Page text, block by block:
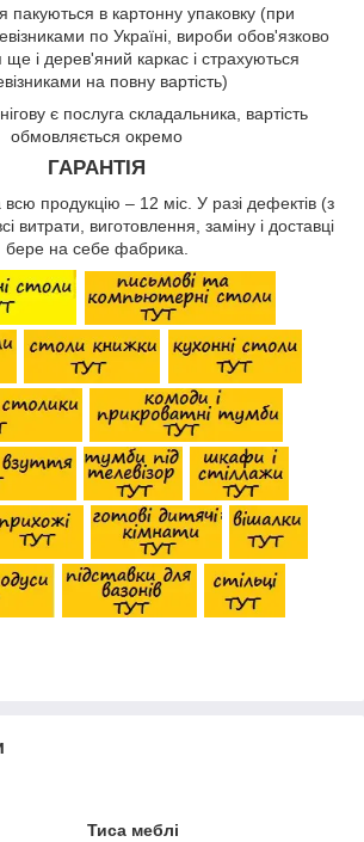
пакуються в картонну упаковку (при
по Україні, вироби обов'язково
ще і дерев'яний каркас і страхуються
на повну вартість)
є послуга складальника, вартість
обмовляється окремо
ГАРАНТІЯ
всю продукцію – 12 міс. У разі дефектів (з
витрати, виготовлення, заміну і доставці
бере на себе фабрика.
Тиса меблі